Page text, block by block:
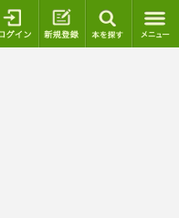
ログイン 新規登録